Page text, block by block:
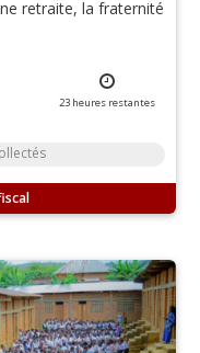
retraite, la fraternité
23heuresrestantes